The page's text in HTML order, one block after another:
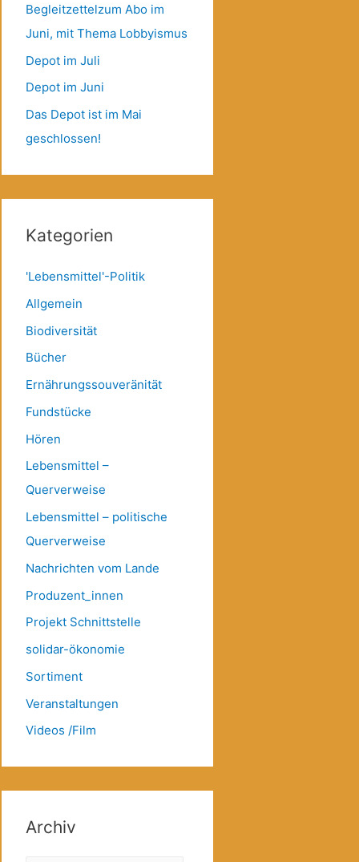
Begleitzettelzum Abo im
Juni, mit Thema Lobbyismus
Depot im Juli
Depot im Juni
Das Depot ist im Mai
geschlossen!
Kategorien
'Lebensmittel'-Politik
Allgemein
Biodiversität
Bücher
Ernährungssouveränität
Fundstücke
Hören
Lebensmittel –
Querverweise
Lebensmittel – politische
Querverweise
Nachrichten vom Lande
Produzent_innen
Projekt Schnittstelle
solidar-ökonomie
Sortiment
Veranstaltungen
Videos /Film
Archiv